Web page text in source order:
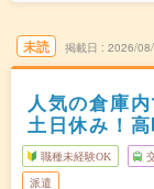
未読 掲載日 2026/
人気の倉庫
土日休み！
職種未経験OK
派遣